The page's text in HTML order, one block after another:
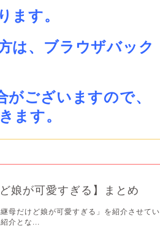
ます。
は、ブラウザバック
がございますので、
ます。
娘が可愛すぎる】まとめ
母だけど娘が可愛すぎる」を紹介させてい
介とな...